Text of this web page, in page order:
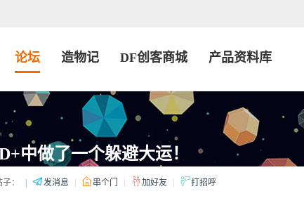
论坛 造物记 DF创客商城 产品资料库
中做了一个躲避大运！
： 发消息 串个门 加好友 打招呼